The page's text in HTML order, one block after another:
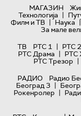
МАГАЗИН
Технологијa |
Филм и ТВ | Наука |
За мале
ТВ
РТС 1 | РТС 2
РТС Драма | РТС
РТС Трезор |
РАДИО
Радио
Београд 3 |
Рокенролер |